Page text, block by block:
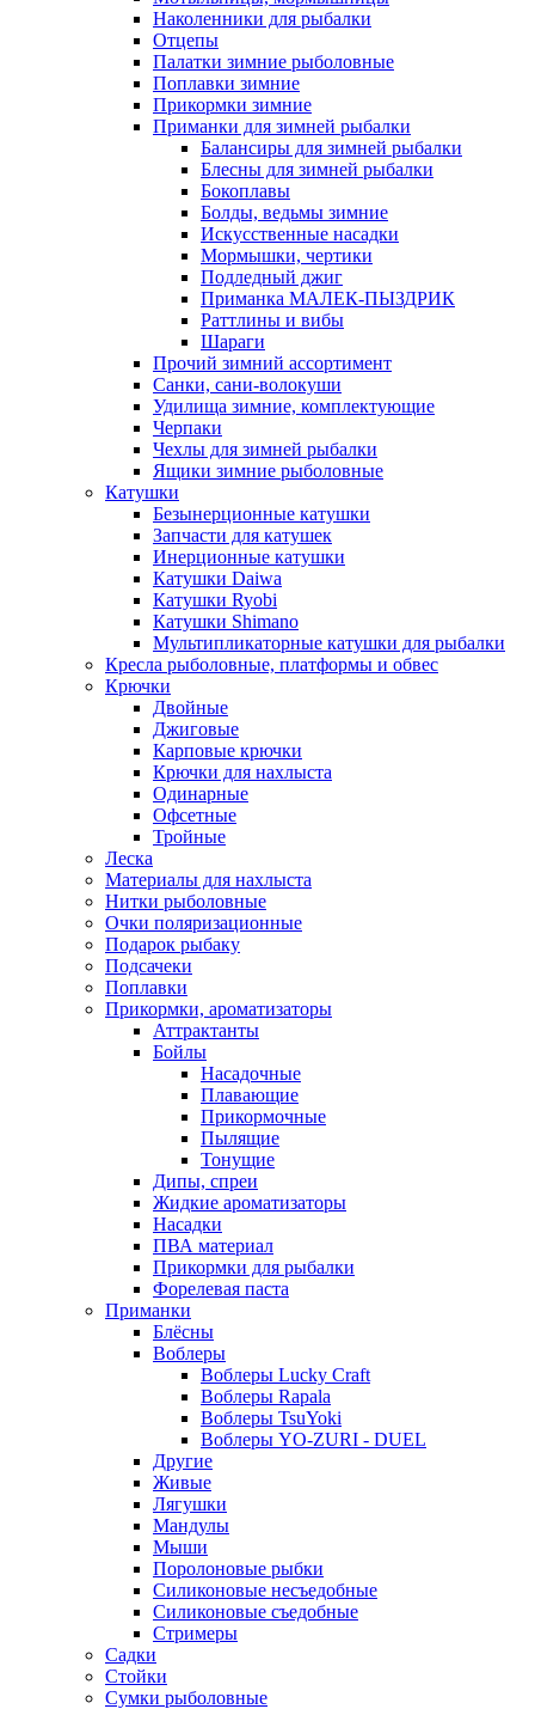
Наколенники для рыбалки
Отцепы
Палатки зимние рыболовные
Поплавки зимние
Прикормки зимние
Приманки для зимней рыбалки
Балансиры для зимней рыбалки
Блесны для зимней рыбалки
Бокоплавы
Болды, ведьмы зимние
Искусственные насадки
Мормышки, чертики
Подледный джиг
Приманка МАЛЕК-ПЫЗДРИК
Раттлины и вибы
Шараги
Прочий зимний ассортимент
Санки, сани-волокуши
Удилища зимние, комплектующие
Черпаки
Чехлы для зимней рыбалки
Ящики зимние рыболовные
Катушки
Безынерционные катушки
Запчасти для катушек
Инерционные катушки
Катушки Daiwa
Катушки Ryobi
Катушки Shimano
Мультипликаторные катушки для рыбалки
Кресла рыболовные, платформы и обвес
Крючки
Двойные
Джиговые
Карповые крючки
Крючки для нахлыста
Одинарные
Офсетные
Тройные
Леска
Материалы для нахлыста
Нитки рыболовные
Очки поляризационные
Подарок рыбаку
Подсачеки
Поплавки
Прикормки, ароматизаторы
Аттрактанты
Бойлы
Насадочные
Плавающие
Прикормочные
Пылящие
Тонущие
Дипы, спреи
Жидкие ароматизаторы
Насадки
ПВА материал
Прикормки для рыбалки
Форелевая паста
Приманки
Блёсны
Воблеры
Воблеры Lucky Craft
Воблеры Rapala
Воблеры TsuYoki
Воблеры YO-ZURI - DUEL
Другие
Живые
Лягушки
Мандулы
Мыши
Поролоновые рыбки
Силиконовые несъедобные
Силиконовые съедобные
Стримеры
Садки
Стойки
Сумки рыболовные